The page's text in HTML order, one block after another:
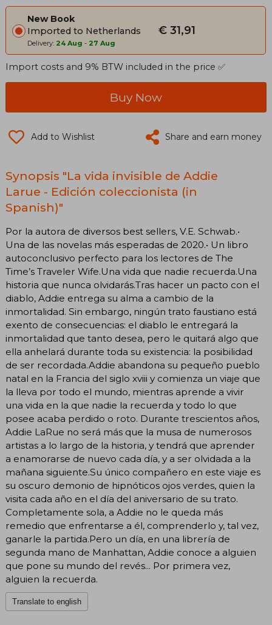
New Book
Imported to Netherlands
Delivery: 24 Aug - 27 Aug
€ 31,91
Import costs and 9% BTW included in the price ✅
Buy Now
Add to Wishlist Share and earn money
Synopsis "La vida invisible de Addie
Larue - Edición coleccionista (in
Spanish)"
Por la autora de diversos best sellers, V.E. Schwab.•
Una de las novelas más esperadas de 2020.• Un libro
autoconclusivo perfecto para los lectores de The
Time’s Traveler Wife.Una vida que nadie recuerda.Una
historia que nunca olvidarás.Tras hacer un pacto con el
diablo, Addie entrega su alma a cambio de la
inmortalidad. Sin embargo, ningún trato faustiano está
exento de consecuencias: el diablo le entregará la
inmortalidad que tanto desea, pero le quitará algo que
ella anhelará durante toda su existencia: la posibilidad
de ser recordada.Addie abandona su pequeño pueblo
natal en la Francia del siglo xviii y comienza un viaje que
la lleva por todo el mundo, mientras aprende a vivir
una vida en la que nadie la recuerda y todo lo que
posee acaba perdido o roto. Durante trescientos años,
Addie LaRue no será más que la musa de numerosos
artistas a lo largo de la historia, y tendrá que aprender
a enamorarse de nuevo cada día, y a ser olvidada a la
mañana siguiente.Su único compañero en este viaje es
su oscuro demonio de hipnóticos ojos verdes, quien la
visita cada año en el día del aniversario de su trato.
Completamente sola, a Addie no le queda más
remedio que enfrentarse a él, comprenderlo y, tal vez,
ganarle la partida.Pero un día, en una librería de
segunda mano de Manhattan, Addie conoce a alguien
que pone su mundo del revés... Por primera vez,
alguien la recuerda.
Translate to english